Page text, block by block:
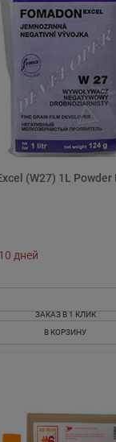
(W27) 1L
дней
ЗАКАЗ В 1 КЛИК
В КОРЗИНУ